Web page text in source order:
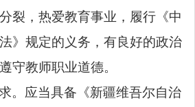
裂，热爱教育事业，履行《中
》规定的义务，有良好的政治
守教师职业道德。
。应当具备《新疆维吾尔自治